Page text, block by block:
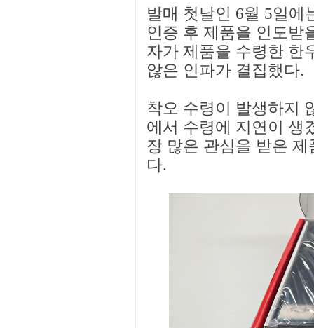
발매 첫날인 6월 5일에
인증 후 제품을 인도받
자가 제품을 수령한 한
않은 인파가 결집했다.
착오 수령이 발생하지
에서 수령에 지연이 생
장 많은 관심을 받은
다.